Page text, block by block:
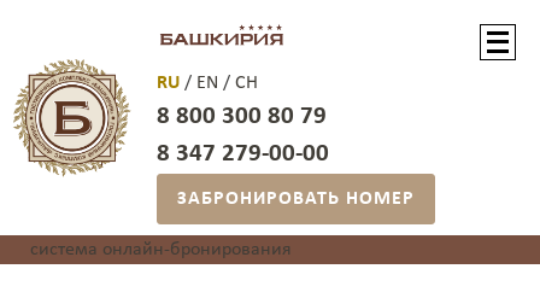
8 800 300 80 79
8 347 279-00-00
RU / EN / CH
ЗАБРОНИРОВАТЬ НОМЕР
система онлайн-бронирования